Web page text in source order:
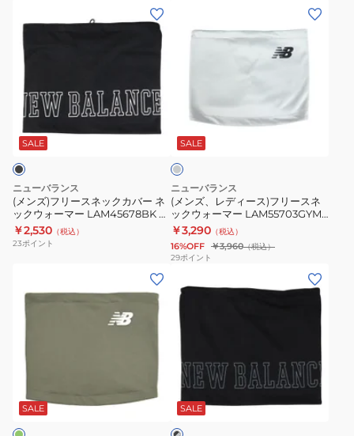
ン
ズ)
ー
ス
ネ
ッ
ク
カ
バ
ー
LAM45678BK
防
SALE
ニューバランス
(メンズ)フリースネックカバー ネ
ックウォーマー LAM45678BK 防
寒 通気性 保温 紫外線対策
￥2,530 （税込）
23ポイント
ス)
フ
リ
ー
ス
ネ
ッ
ウ
ォ
ー
LAM55703GYM
防
寒
SALE
グ
レ
ニューバランス
(メンズ、レディース)フリースネ
ックウォーマー LAM55703GYM
防寒小物 防寒対策 寒さ対策 あっ
たか
￥3,290 （税込）
16%OFF ￥3,960（税込）
29ポイント
ズ、
ス)
フ
SALE
ン
ズ)
フ
ス
ネ
ッ
SALE
ッ